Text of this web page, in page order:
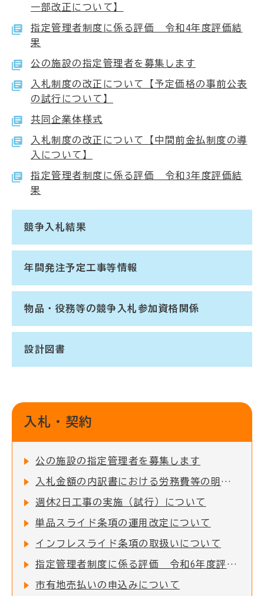
一部改正について】
指定管理者制度に係る評価 令和4年度評価結
果
公の施設の指定管理者を募集します
入札制度の改正について【予定価格の事前公表
の試行について】
共同企業体様式
入札制度の改正について【中間前金払制度の導
入について】
指定管理者制度に係る評価 令和3年度評価結
果
競争入札結果
年間発注予定工事等情報
物品・役務等の競争入札参加資格関係
設計図書
入札・契約
公の施設の指定管理者を募集します
入札金額の内訳書における労務費等の明示について（建設工事（設計金額200万円超））
週休2日工事の実施（試行）について
単品スライド条項の運用改定について
インフレスライド条項の取扱いについて
指定管理者制度に係る評価 令和6年度評価結果
市有地売払いの申込みについて